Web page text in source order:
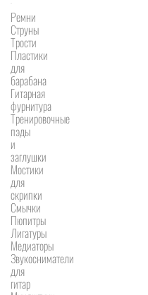
Ремни
Струны
Трости
Пластики
для
барабана
Гитарная
фурнитура
Тренировочные
пэды
и
заглушки
Мостики
для
скрипки
Смычки
Пюпитры
Лигатуры
Медиаторы
Звукосниматели
для
гитар